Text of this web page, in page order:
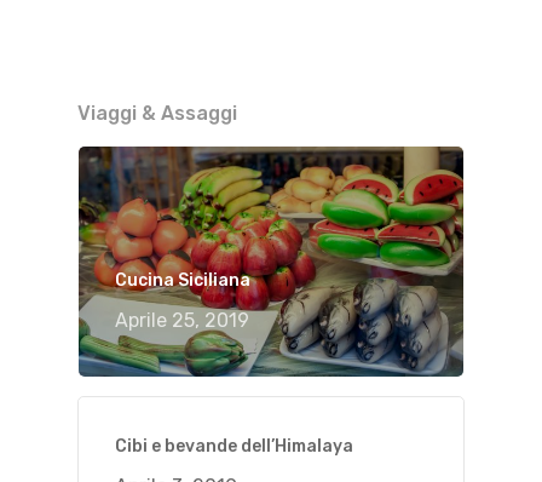
Viaggi & Assaggi
Cucina Siciliana
Aprile 25, 2019
Cibi e bevande dell’Himalaya